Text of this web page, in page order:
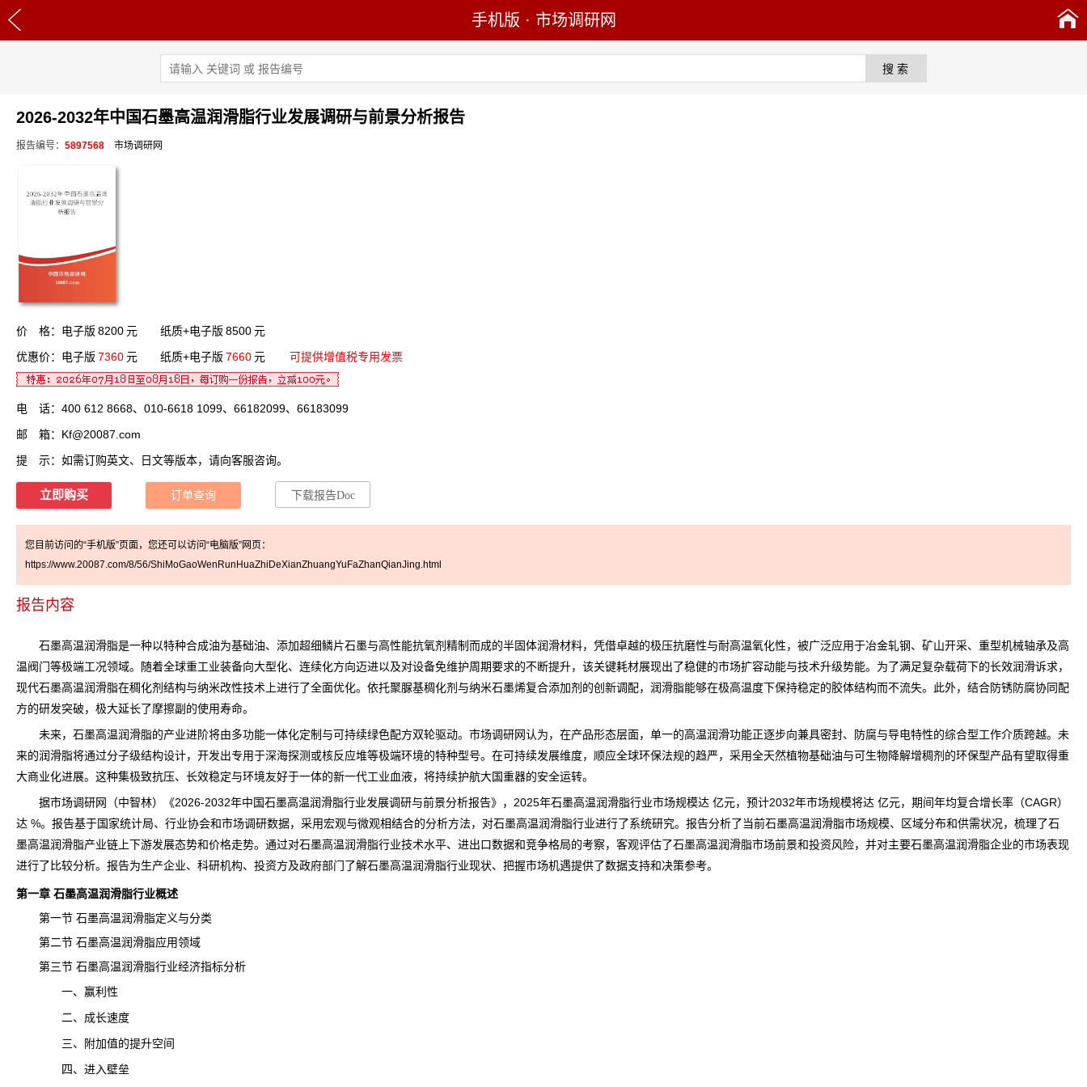
手机版 · 市场调研网
2026-2032年中国石墨高温润滑脂行业发展调研与前景分析报告
报告编号：5897568 市场调研网
价 格：电子版 8200元 纸质+电子版 8500元
优惠价：电子版 7360元 纸质+电子版 7660元 可提供增值税专用发票
电 话：400 612 8668、010-6618 1099、66182099、66183099
邮 箱： Kf@20087.com
提 示：如需订购英文、日文等版本，请向客服咨询。
立即购买 订单查询 下载报告Doc
您目前访问的“手机版”页面，您还可以访问“电脑版”网页：
https://www.20087.com/8/56/ShiMoGaoWenRunHuaZhiDeXianZhuangYuFaZhanQianJing.html
报告内容
石墨高温润滑脂是一种以特种合成油为基础油、添加超细鳞片石墨与高性能抗氧剂精制而成的半固体润滑材料，凭借卓越的极压抗磨性与耐高温氧化性，被广泛应用于冶金轧钢、矿山开采、重型机械轴承及高
温阀门等极端工况领域。随着全球重工业装备向大型化、连续化方向迈进以及对设备免维护周期要求的不断提升，该关键耗材展现出了稳健的市场扩容动能与技术升级势能。为了满足复杂载荷下的长效润滑诉求，
现代石墨高温润滑脂在稠化剂结构与纳米改性技术上进行了全面优化。依托聚脲基稠化剂与纳米石墨烯复合添加剂的创新调配，润滑脂能够在极高温度下保持稳定的胶体结构而不流失。此外，结合防锈防腐协同配
方的研发突破，极大延长了摩擦副的使用寿命。
未来，石墨高温润滑脂的产业进阶将由多功能一体化定制与可持续绿色配方双轮驱动。市场调研网认为，在产品形态层面，单一的高温润滑功能正逐步向兼具密封、防腐与导电特性的综合型工作介质跨越。未
来的润滑脂将通过分子级结构设计，开发出专用于深海探测或核反应堆等极端环境的特种型号。在可持续发展维度，顺应全球环保法规的趋严，采用全天然植物基础油与可生物降解增稠剂的环保型产品有望取得重
大商业化进展。这种集极致抗压、长效稳定与环境友好于一体的新一代工业血液，将持续护航大国重器的安全运转。
据市场调研网（中智林）《2026-2032年中国石墨高温润滑脂行业发展调研与前景分析报告》，2025年石墨高温润滑脂行业市场规模达 亿元，预计2032年市场规模将达 亿元，期间年均复合增长率（CAGR）
达 %。报告基于国家统计局、行业协会和市场调研数据，采用宏观与微观相结合的分析方法，对石墨高温润滑脂行业进行了系统研究。报告分析了当前石墨高温润滑脂市场规模、区域分布和供需状况，梳理了石
墨高温润滑脂产业链 上下游发展态势和价格走势。通过对石墨高温润滑脂行业技术水平、进出口数据和竞争格局的考察，客观评估了石墨高温润滑脂市场前景和投资风险，并对主要石墨高温润滑脂企业的市场表现
进行了比较分析。报告为生产企业、科研机构、投资方及政府部门了解石墨高温润滑脂行业现状、把握市场机遇提供了数据支持和决策参考。
第一章 石墨高温润滑脂行业概述
第一节 石墨高温润滑脂定义与分类
第二节 石墨高温润滑脂应用领域
第三节 石墨高温润滑脂行业经济指标分析
一、赢利性
二、成长速度
三、附加值的提升空间
四、进入壁垒